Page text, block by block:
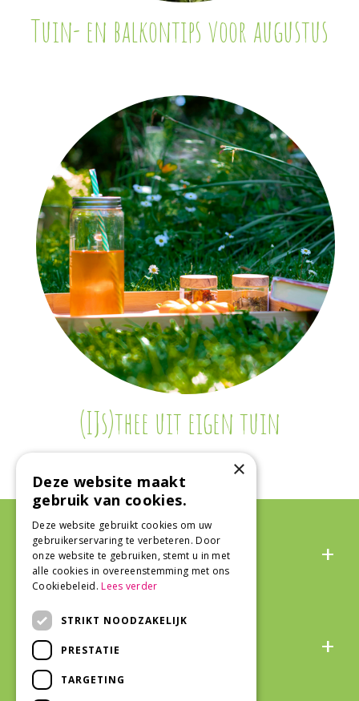
Tuin- en balkontips voor augustus
(IJs)thee uit eigen tuin
Algemeen
Over ons
×
Deze website maakt
gebruik van cookies.
Deze website gebruikt cookies om uw
gebruikerservaring te verbeteren. Door
onze website te gebruiken, stemt u in met
alle cookies in overeenstemming met ons
Cookiebeleid.Lees verder
STRIKT NOODZAKELIJK
PRESTATIE
TARGETING